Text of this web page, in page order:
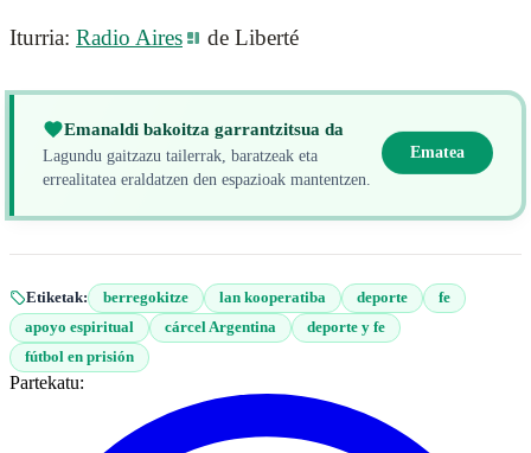
Iturria: Radio Aires de Liberté
Emanaldi bakoitza garrantzitsua da
Lagundu gaitzazu tailerrak, baratzeak eta
errealitatea eraldatzen den espazioak mantentzen.
Ematea
Etiketak: berregokitze lan kooperatiba deporte
fe
apoyo espiritual
cárcel Argentina
deporte y fe
fútbol en prisión
Partekatu: